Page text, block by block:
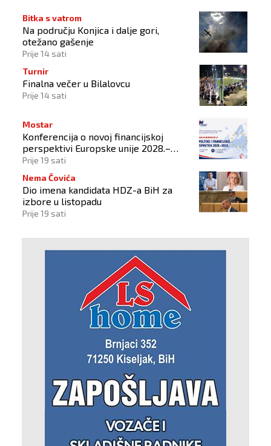
Bitka s vatrom
Na području Konjica i dalje gori,
otežano gašenje
Prije 14 sati
Turnir
Finalna večer u Bilalovcu
Prije 14 sati
Mostar
Konferencija o novoj financijskoj
perspektivi Europske unije 2028.–
2034.
Prije 19 sati
Nema Čovića
Dio imena kandidata HDZ-a BiH za
izbore u listopadu
Prije 19 sati